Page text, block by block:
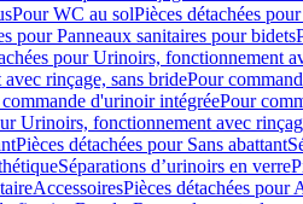
Pour WC au solPièces détachées
pour Panneaux sanitaires pour bidets
pour Urinoirs, fonctionnement
rinçage, sans bridePour
d'urinoir intégréePour
Urinoirs, fonctionnement avec
Pièces détachées pour Sans abattant
Séparations d’urinoirs en verre
AccessoiresPièces détachées pour